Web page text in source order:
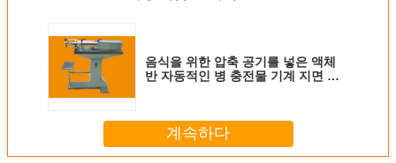
음식을 위한 압축 공기를 넣은 액체
반 자동적인 병 충전물 기계 지면 유
계속하다